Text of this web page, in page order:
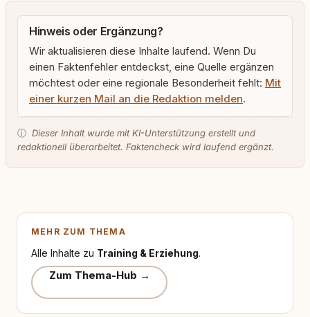
Hinweis oder Ergänzung?
Wir aktualisieren diese Inhalte laufend. Wenn Du
einen Faktenfehler entdeckst, eine Quelle ergänzen
möchtest oder eine regionale Besonderheit fehlt: Mit
einer kurzen Mail an die Redaktion melden.
ⓘ Dieser Inhalt wurde mit KI-Unterstützung erstellt und
redaktionell überarbeitet. Faktencheck wird laufend ergänzt.
MEHR ZUM THEMA
Alle Inhalte zu Training & Erziehung.
Zum Thema-Hub →